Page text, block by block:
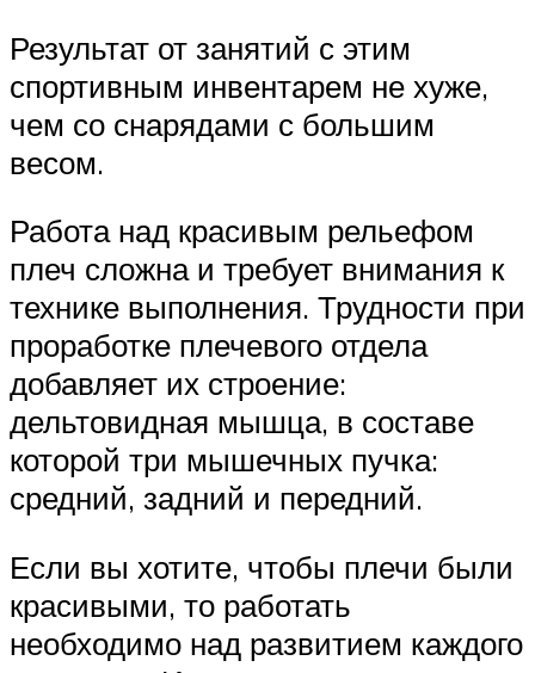
Результат от занятий с этим
спортивным инвентарем не хуже,
чем со снарядами с большим
весом.
Работа над красивым рельефом
плеч сложна и требует внимания к
технике выполнения. Трудности при
проработке плечевого отдела
добавляет их строение:
дельтовидная мышца, в составе
которой три мышечных пучка:
средний, задний и передний.
Если вы хотите, чтобы плечи были
красивыми, то работать
необходимо над развитием каждого